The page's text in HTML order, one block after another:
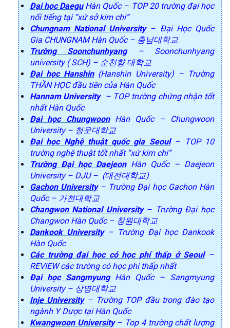
Đại học DaeguHàn Quốc – TOP 20 trường đại học
nổi tiếng tại “xứ sở kim chi”
Chungnam National University– Đại Học Quốc
Gia CHUNGNAM Hàn Quốc – 충남대학교
Trường Soonchunhyang– Soonchunhyang
university ( SCH) – 순천향 대학교
Đại học Hanshin(Hanshin University) – Trường
THẦN HỌC đầu tiên của Hàn Quốc
Hannam University– TOP trường chứng nhận tốt
nhất Hàn Quốc
Đại học ChungwoonHàn Quốc – Chungwoon
University – 청운대학교
Đại học Nghệ thuật quốc gia Seoul– TOP 10
trường nghệ thuật tốt nhất “xứ kim chi”
Trường Đại học DaejeonHàn Quốc – Daejeon
University – DJU – (대전대학교)
Gachon University– Trường Đại học Gachon Hàn
Quốc – 가천대학교
Changwon National University– Trường Đại học
Changwon Hàn Quốc – 창원대학교
Dankook University– Trường Đại học Dankook
Hàn Quốc
Các trường đại học có học phí thấp ở Seoul–
REVIEW các trường có học phí thấp nhất
Đại học SangmyungHàn Quốc – Sangmyung
University – 상명대학교
Inje University– Trường TOP đầu trong đào tạo
ngành Y Dược tại Hàn Quốc
Kwangwoon University– Top 4 trường chất lượng